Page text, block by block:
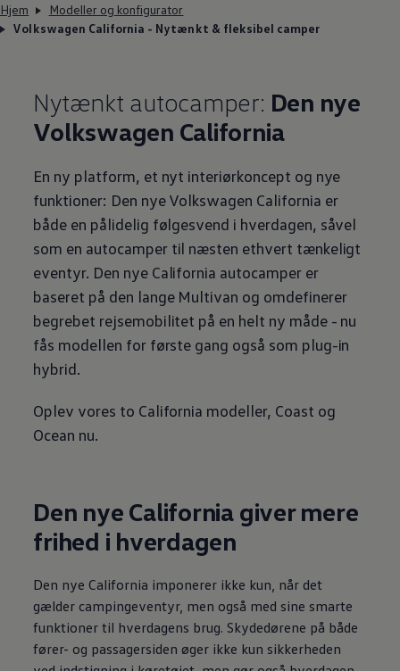
Hjem
Modeller og konfigurator
Volkswagen California - Nytænkt & fleksibel camper
Nytænkt autocamper: Den nye
Volkswagen California
En ny platform, et nyt interiørkoncept og nye
funktioner: Den nye Volkswagen California er
både en pålidelig følgesvend i hverdagen, såvel
som en autocamper til næsten ethvert tænkeligt
eventyr. Den nye California autocamper er
baseret på den lange Multivan og omdefinerer
begrebet rejsemobilitet på en helt ny måde - nu
fås modellen for første gang også som plug-in
hybrid.
Oplev vores to California modeller, Coast og
Ocean nu.
Den nye California giver mere
frihed i hverdagen
Den nye California imponerer ikke kun, når det
gælder campingeventyr, men også med sine smarte
funktioner til hverdagens brug. Skydedørene på både
fører- og passagersiden øger ikke kun sikkerheden